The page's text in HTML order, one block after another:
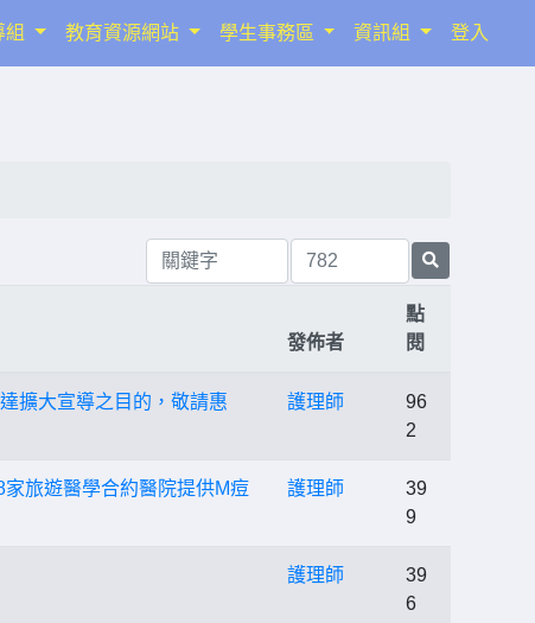
組 教育資源網站 學生事務區 資訊組 登入
發佈者
點
閱
擴大宣導之目的，敬請惠
護理師
96
2
旅遊醫學合約醫院提供M痘
護理師
39
9
護理師
39
6